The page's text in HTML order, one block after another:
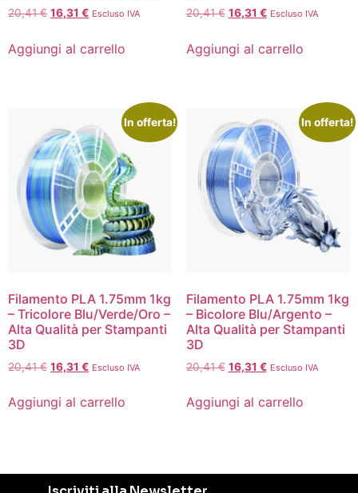
20,41€ 16,31 € Escluso IVA
Aggiungi al carrello
20,41€ 16,31 € Escluso IVA
Aggiungi al carrello
In offerta!
Filamento PLA 1.75mm 1kg
– Tricolore Blu/Verde/Oro –
Alta Qualità per Stampanti
3D
20,41€ 16,31 € Escluso IVA
Aggiungi al carrello
In offerta!
Filamento PLA 1.75mm 1kg
– Bicolore Blu/Argento –
Alta Qualità per Stampanti
3D
20,41€ 16,31 € Escluso IVA
Aggiungi al carrello